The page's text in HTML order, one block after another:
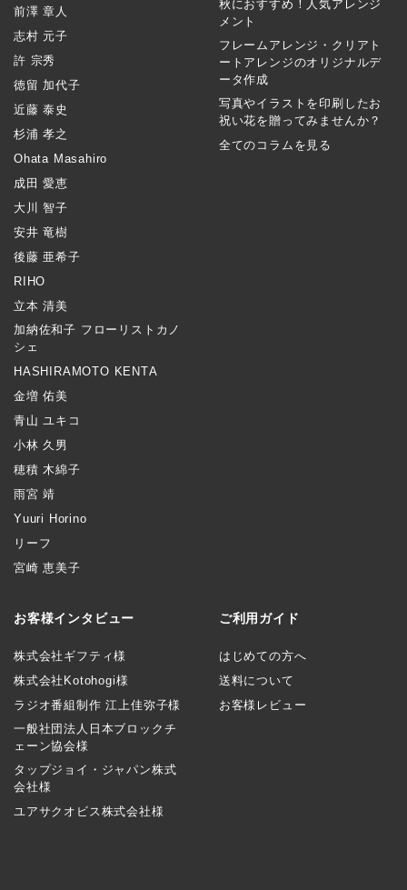
前澤 章人
志村 元子
許 宗秀
徳留 加代子
近藤 泰史
杉浦 孝之
Ohata Masahiro
成田 愛恵
大川 智子
安井 竜樹
後藤 亜希子
RIHO
立本 清美
加納佐和子 フローリストカノ
シェ
HASHIRAMOTO KENTA
金増 佑美
青山 ユキコ
小林 久男
穂積 木綿子
雨宮 靖
Yuuri Horino
リーフ
宮崎 恵美子
秋におすすめ！人気アレンジ
メント
フレームアレンジ・クリアト
ートアレンジのオリジナルデ
ータ作成
写真やイラストを印刷したお
祝い花を贈ってみませんか？
全てのコラムを見る
お客様インタビュー
株式会社ギフティ様
株式会社Kotohogi様
ラジオ番組制作 江上佳弥子様
一般社団法人日本ブロックチ
ェーン協会様
タップジョイ・ジャパン株式
会社様
ユアサクオビス株式会社様
ご利用ガイド
はじめての方へ
送料について
お客様レビュー